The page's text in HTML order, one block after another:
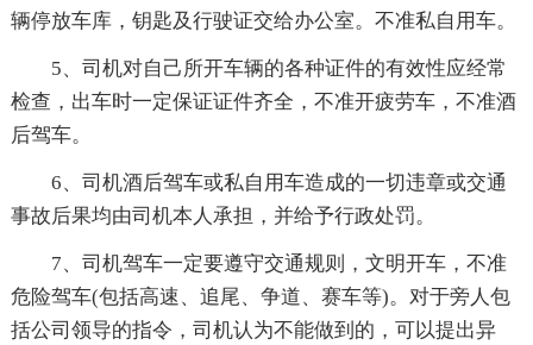
辆停放车库，钥匙及行驶证交给办公室。不准私自用车。
5、司机对自己所开车辆的各种证件的有效性应经常
检查，出车时一定保证证件齐全，不准开疲劳车，不准酒
后驾车。
6、司机酒后驾车或私自用车造成的一切违章或交通
事故后果均由司机本人承担，并给予行政处罚。
7、司机驾车一定要遵守交通规则，文明开车，不准
危险驾车(包括高速、追尾、争道、赛车等)。对于旁人包
括公司领导的指令，司机认为不能做到的，可以提出异